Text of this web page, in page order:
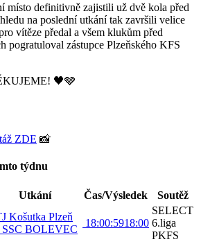
místo definitivně zajistili už dvě kola před
na poslední utkání tak završili velice
vítěze předal a všem klukům před
pogratuloval zástupce Plzeňského KFS
🖤🩶
ZDE 📸
týdnu
Utkání Čas/Výsledek
Soutěž
Košutka Plzeň
SSC BOLEVEC
18:00:5918:00
SELECT
6.liga
PKFS